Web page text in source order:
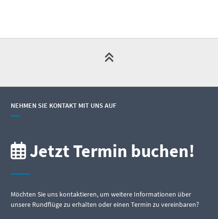
NEHMEN SIE KONTAKT MIT UNS AUF
Jetzt Termin buchen!
Möchten Sie uns kontaktieren, um weitere Informationen über
unsere Rundflüge zu erhalten oder einen Termin zu vereinbaren?